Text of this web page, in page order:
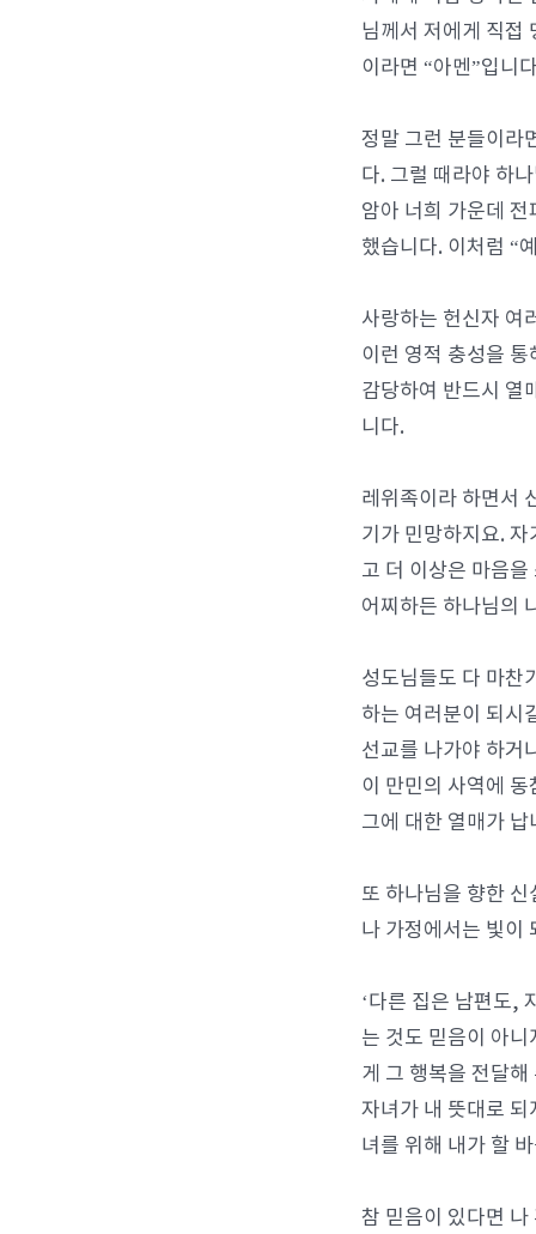
님께서 저에게 직접
이라면 “아멘”입니
정말 그런 분들이라
다. 그럴 때라야 하
암아 너희 가운데
했습니다. 이처럼 “
사랑하는 헌신자 여
이런 영적 충성을
감당하여 반드시 열
니다.
레위족이라 하면서
기가 민망하지요.
고 더 이상은 마음
어찌하든 하나님의
성도님들도 다 마찬
하는 여러분이 되시
선교를 나가야 하거
이 만민의 사역에
그에 대한 열매가 납
또 하나님을 향한
나 가정에서는 빛이
‘다른 집은 남편도,
는 것도 믿음이 아
게 그 행복을 전달
자녀가 내 뜻대로
녀를 위해 내가 할
참 믿음이 있다면